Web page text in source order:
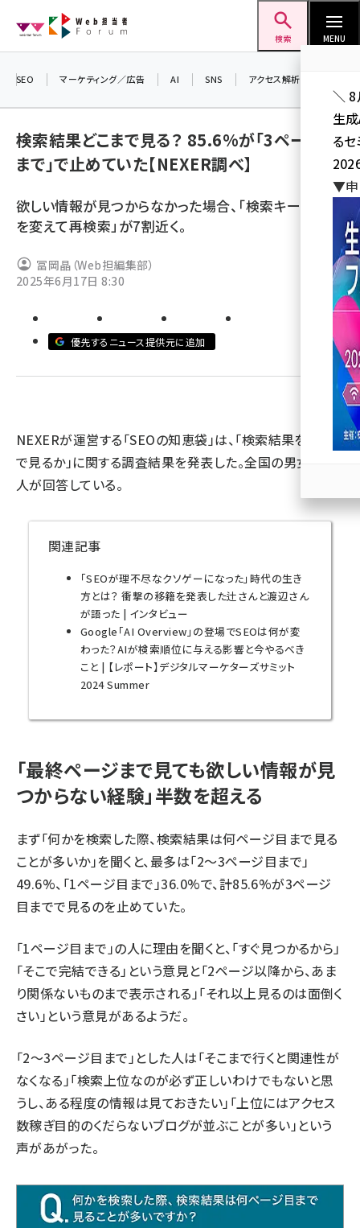
ン
検索 MENU
ai (2804)
note (2312)
z世代 (1622)
SEO マーケティング／広告 AI SNS アクセス解析／データ分析
検索結果どこまで見る？ 85.6%が「3ページ目
まで」で止めていた【NEXER調べ】
欲しい情報が見つからなかった場合、「検索キーワード
を変えて再検索」が7割近く。
冨岡晶（Web担編集部）
2025年6月17日 8:30
優先するニュース提供元に追加
NEXERが運営する「SEOの知恵袋」は、「検索結果をどこま
で見るか」に関する調査結果を発表した。全国の男女500
人が回答している。
関連記事
「SEOが理不尽なクソゲーになった」時代の生き
方とは？ 衝撃の移籍を発表した辻さんと渡辺さん
が語った | インタビュー
Google「AI Overview」の登場でSEOは何が変
わった？AIが検索順位に与える影響と今やるべき
こと | 【レポート】デジタルマーケターズサミット
2024 Summer
「最終ページまで見ても欲しい情報が見
つからない経験」半数を超える
まず「何かを検索した際、検索結果は何ページ目まで見る
ことが多いか」を聞くと、最多は「2～3ページ目まで」
49.6%、「1ページ目まで」36.0%で、計85.6%が3ページ
目までで見るのを止めていた。
「1ページ目まで」の人に理由を聞くと、「すぐ見つかるから」
「そこで完結できる」という意見と「2ページ以降から、あま
り関係ないものまで表示される」「それ以上見るのは面倒く
さい」という意見があるようだ。
「2～3ページ目まで」とした人は「そこまで行くと関連性が
なくなる」「検索上位なのが必ず正しいわけでもないと思
うし、ある程度の情報は見ておきたい」「上位にはアクセス
数稼ぎ目的のくだらないブログが並ぶことが多い」という
声があがった。
＼ 8
生
る
▼申